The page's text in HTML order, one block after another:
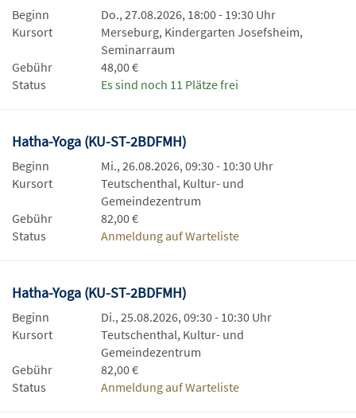
Beginn
Do., 27.08.2026, 18:00 - 19:30 Uhr
Kursort
Merseburg, Kindergarten Josefsheim,
Seminarraum
Gebühr
48,00 €
Status
Es sind noch 11 Plätze frei
Hatha-Yoga (KU-ST-2BDFMH)
Beginn
Mi., 26.08.2026, 09:30 - 10:30 Uhr
Kursort
Teutschenthal, Kultur- und
Gemeindezentrum
Gebühr
82,00 €
Status
Anmeldung auf Warteliste
Hatha-Yoga (KU-ST-2BDFMH)
Beginn
Di., 25.08.2026, 09:30 - 10:30 Uhr
Kursort
Teutschenthal, Kultur- und
Gemeindezentrum
Gebühr
82,00 €
Status
Anmeldung auf Warteliste